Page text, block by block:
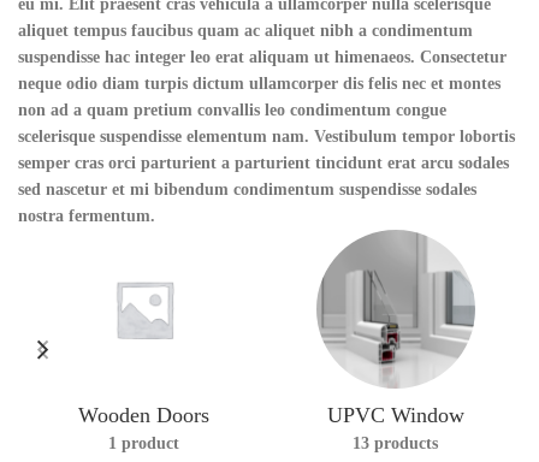
eu mi. Elit praesent cras vehicula a ullamcorper nulla scelerisque
aliquet tempus faucibus quam ac aliquet nibh a condimentum
suspendisse hac integer leo erat aliquam ut himenaeos. Consectetur
neque odio diam turpis dictum ullamcorper dis felis nec et montes
non ad a quam pretium convallis leo condimentum congue
scelerisque suspendisse elementum nam. Vestibulum tempor lobortis
semper cras orci parturient a parturient tincidunt erat arcu sodales
sed nascetur et mi bibendum condimentum suspendisse sodales
nostra fermentum.
Wooden Doors
1 product
UPVC Window
13 products